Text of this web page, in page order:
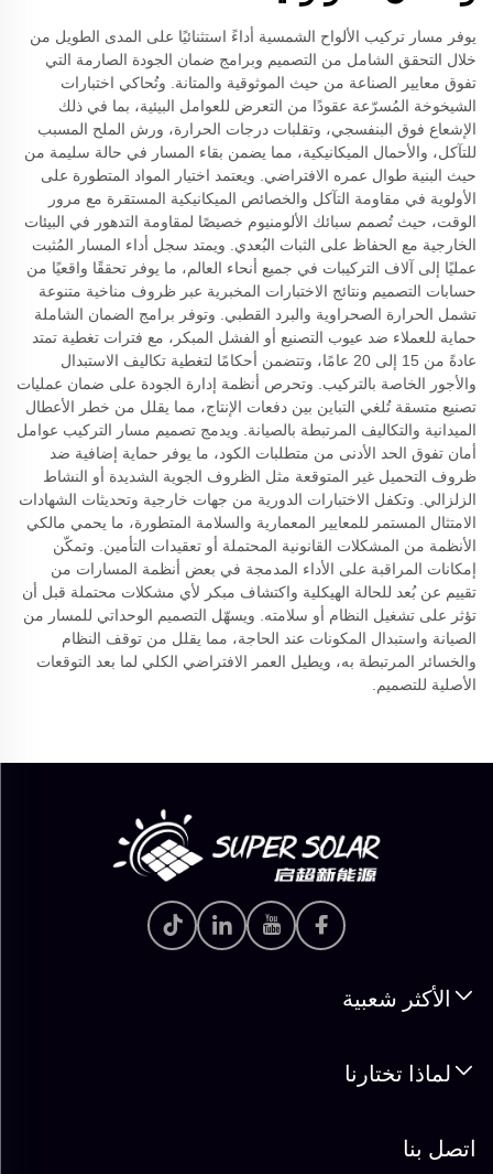
يوفر مسار تركيب الألواح الشمسية أداءً استثنائيًا على المدى الطويل من
خلال التحقق الشامل من التصميم وبرامج ضمان الجودة الصارمة التي
تفوق معايير الصناعة من حيث الموثوقية والمتانة. وتُحاكي اختبارات
الشيخوخة المُسرّعة عقودًا من التعرض للعوامل البيئية، بما في ذلك
الإشعاع فوق البنفسجي، وتقلبات درجات الحرارة، ورش الملح المسبب
للتآكل، والأحمال الميكانيكية، مما يضمن بقاء المسار في حالة سليمة من
حيث البنية طوال عمره الافتراضي. ويعتمد اختيار المواد المتطورة على
الأولوية في مقاومة التآكل والخصائص الميكانيكية المستقرة مع مرور
الوقت، حيث تُصمم سبائك الألومنيوم خصيصًا لمقاومة التدهور في البيئات
الخارجية مع الحفاظ على الثبات البُعدي. ويمتد سجل أداء المسار المُثبت
عمليًا إلى آلاف التركيبات في جميع أنحاء العالم، ما يوفر تحققًا واقعيًا من
حسابات التصميم ونتائج الاختبارات المخبرية عبر ظروف مناخية متنوعة
تشمل الحرارة الصحراوية والبرد القطبي. وتوفر برامج الضمان الشاملة
حماية للعملاء ضد عيوب التصنيع أو الفشل المبكر، مع فترات تغطية تمتد
عادةً من 15 إلى 20 عامًا، وتتضمن أحكامًا لتغطية تكاليف الاستبدال
والأجور الخاصة بالتركيب. وتحرص أنظمة إدارة الجودة على ضمان عمليات
تصنيع متسقة تُلغي التباين بين دفعات الإنتاج، مما يقلل من خطر الأعطال
الميدانية والتكاليف المرتبطة بالصيانة. ويدمج تصميم مسار التركيب عوامل
أمان تفوق الحد الأدنى من متطلبات الكود، ما يوفر حماية إضافية ضد
ظروف التحميل غير المتوقعة مثل الظروف الجوية الشديدة أو النشاط
الزلزالي. وتكفل الاختبارات الدورية من جهات خارجية وتحديثات الشهادات
الامتثال المستمر للمعايير المعمارية والسلامة المتطورة، ما يحمي مالكي
الأنظمة من المشكلات القانونية المحتملة أو تعقيدات التأمين. وتمكّن
إمكانات المراقبة على الأداء المدمجة في بعض أنظمة المسارات من
تقييم عن بُعد للحالة الهيكلية واكتشاف مبكر لأي مشكلات محتملة قبل أن
تؤثر على تشغيل النظام أو سلامته. ويسهّل التصميم الوحداتي للمسار من
الصيانة واستبدال المكونات عند الحاجة، مما يقلل من توقف النظام
والخسائر المرتبطة به، ويطيل العمر الافتراضي الكلي لما بعد التوقعات
الأصلية للتصميم.
الأكثر شعبية
لماذا تختارنا
اتصل بنا